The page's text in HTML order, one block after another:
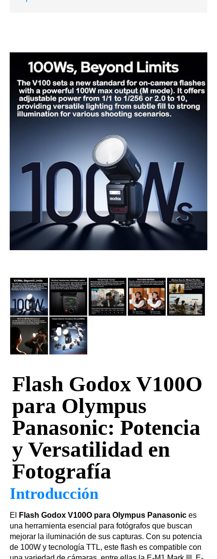
Flash Godox V100O
para Olympus
Panasonic: Potencia
y Versatilidad en
Fotografía
Introducción
El Flash Godox V100O para Olympus Panasonic es
una herramienta esencial para fotógrafos que buscan
mejorar la iluminación de sus capturas. Con su potencia
de 100W y tecnología TTL, este flash es compatible con